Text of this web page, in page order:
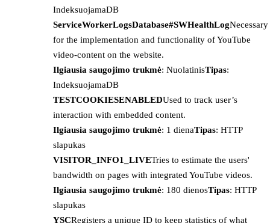
IndeksuojamaDB
ServiceWorkerLogsDatabase#SWHealthLogNecessary
for the implementation and functionality of YouTube
video-content on the website.
Ilgiausia saugojimo trukmė: NuolatinisTipas:
IndeksuojamaDB
TESTCOOKIESENABLEDUsed to track user’s
interaction with embedded content.
Ilgiausia saugojimo trukmė: 1 dienaTipas: HTTP
slapukas
VISITOR_INFO1_LIVETries to estimate the users'
bandwidth on pages with integrated YouTube videos.
Ilgiausia saugojimo trukmė: 180 dienosTipas: HTTP
slapukas
YSCRegisters a unique ID to keep statistics of what